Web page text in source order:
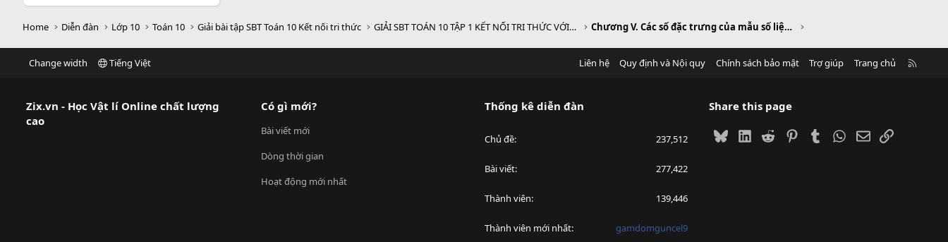
Home Diễn đàn Lớp 10 Toán 10 Giải bài tập SBT Toán 10 Kết nối tri thức GIẢI SBT TOÁN 10 TẬP 1 KẾT NỐI TRI THỨC VỚI CUỘC SỐNG Chương V. Các số đặc trưng của mẫu số liệu không ghép nhóm
Change width Tiếng Việt Liên hệ Quy định và Nội quy Chính sách bảo mật Trợ giúp Trang chủ
Zix.vn - Học Vật lí Online chất lượng
cao
Có gì mới?
Bài viết mới
Dòng thời gian
Hoạt động mới nhất
Thống kê diễn đàn
Chủ đề 237,512
Bài viết 277,422
Thành viên 139,446
Thành viên mới nhất gamdomguncel9
Share this page
BlueskyLinkedIn
Reddit PinterestTumblrWhatsApp
EmailLink